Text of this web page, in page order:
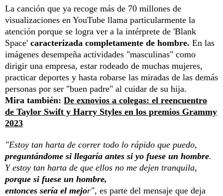
La canción que ya recoge más de 70 millones de
visualizaciones en YouTube llama particularmente la
atención porque se logra ver a la intérprete de 'Blank
Space' caracterizada completamente de hombre. En las
imágenes desempeña actividades "masculinas" como
dirigir una empresa, estar rodeado de muchas mujeres,
practicar deportes y hasta robarse las miradas de las demás
personas por ser "buen padre" al cuidar de su hija.
Mira también: De exnovios a colegas: el reencuentro
de Taylor Swift y Harry Styles en los premios Grammy
2023
"Estoy tan harta de correr todo lo rápido que puedo,
preguntándome si llegaría antes si yo fuese un hombre.
Y estoy tan harta de que ellos no me dejen tranquila,
porque si fuese un hombre,
entonces sería el mejor", es parte del mensaje que deja